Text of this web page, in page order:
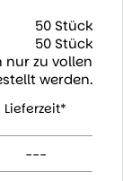
50 Stück
50 Stück
nur zu vollen
werden.
Lieferzeit*
---